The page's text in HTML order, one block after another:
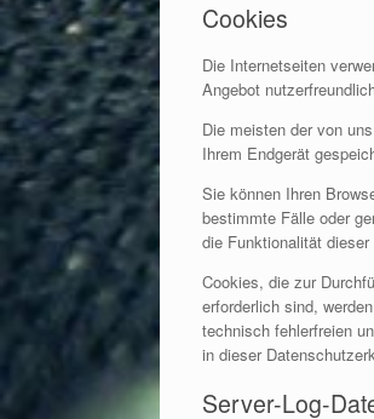
Cookies
Die Internetseiten
Angebot
Die meisten der von
Ihrem Endgerät
Sie können Ihren
bestimmte Fälle oder
die Funktionalität
Cookies, die zur
erforderlich sind,
technisch fehlerfreien
in dieser
Server-Log-